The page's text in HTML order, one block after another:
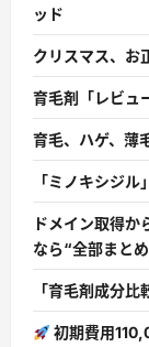
ッド
クリスマス、お
育毛剤「レビュ
育毛、ハゲ、薄
「ミノキシジル
ドメイン取得か
なら“全部まと
「育毛剤成分比
初期費用